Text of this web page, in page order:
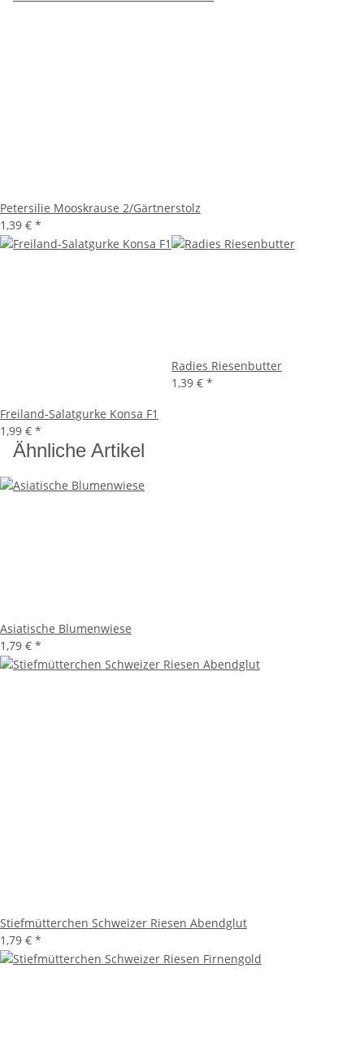
Petersilie Mooskrause 2/Gärtnerstolz
1,39 € *
Freiland-Salatgurke Konsa F1
1,99 € *
Radies Riesenbutter
1,39 € *
Ähnliche Artikel
Asiatische Blumenwiese
1,79 € *
Stiefmütterchen Schweizer Riesen Abendglut
1,79 € *